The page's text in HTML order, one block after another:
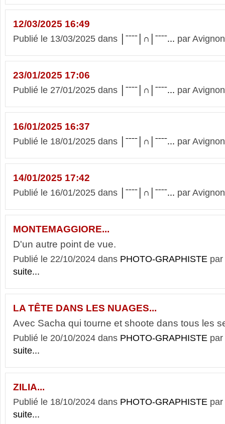
12/03/2025 16:49
Publié le 13/03/2025 dans │ˉˉˉˉ│∩│ˉˉˉˉ... par
23/01/2025 17:06
Publié le 27/01/2025 dans │ˉˉˉˉ│∩│ˉˉˉˉ... par
16/01/2025 16:37
Publié le 18/01/2025 dans │ˉˉˉˉ│∩│ˉˉˉˉ... par
14/01/2025 17:42
Publié le 16/01/2025 dans │ˉˉˉˉ│∩│ˉˉˉˉ... par
MONTEMAGGIORE...
D'un autre point de vue.
Publié le 22/10/2024 dans PHOTO-GRAPHISTE
suite...
LA TÊTE DANS LES NUAGES...
Avec Sacha qui tourne et shoote dans tous les
Publié le 20/10/2024 dans PHOTO-GRAPHISTE
suite...
ZILIA...
Publié le 18/10/2024 dans PHOTO-GRAPHISTE
suite...